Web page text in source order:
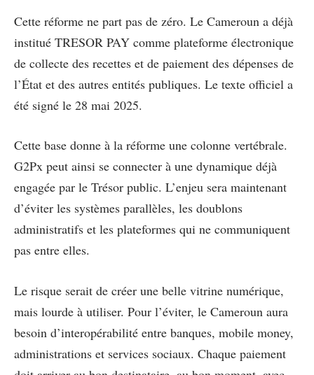
Cette réforme ne part pas de zéro. Le Cameroun a déjà
institué TRESOR PAY comme plateforme électronique
de collecte des recettes et de paiement des dépenses de
l’État et des autres entités publiques. Le texte officiel a
été signé le 28 mai 2025.
Cette base donne à la réforme une colonne vertébrale.
G2Px peut ainsi se connecter à une dynamique déjà
engagée par le Trésor public. L’enjeu sera maintenant
d’éviter les systèmes parallèles, les doublons
administratifs et les plateformes qui ne communiquent
pas entre elles.
Le risque serait de créer une belle vitrine numérique,
mais lourde à utiliser. Pour l’éviter, le Cameroun aura
besoin d’interopérabilité entre banques, mobile money,
administrations et services sociaux. Chaque paiement